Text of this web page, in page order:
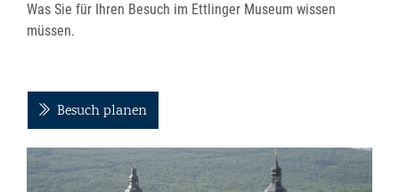
Was Sie für Ihren Besuch im Ettlinger Museum wissen
müssen.
Besuch planen